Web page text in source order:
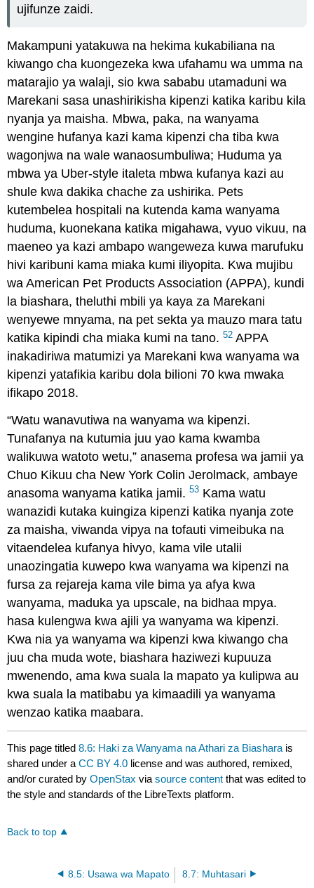
ujifunze zaidi.
Makampuni yatakuwa na hekima kukabiliana na
kiwango cha kuongezeka kwa ufahamu wa umma na
matarajio ya walaji, sio kwa sababu utamaduni wa
Marekani sasa unashirikisha kipenzi katika karibu kila
nyanja ya maisha. Mbwa, paka, na wanyama
wengine hufanya kazi kama kipenzi cha tiba kwa
wagonjwa na wale wanaosumbuliwa; Huduma ya
mbwa ya Uber-style italeta mbwa kufanya kazi au
shule kwa dakika chache za ushirika. Pets
kutembelea hospitali na kutenda kama wanyama
huduma, kuonekana katika migahawa, vyuo vikuu, na
maeneo ya kazi ambapo wangeweza kuwa marufuku
hivi karibuni kama miaka kumi iliyopita. Kwa mujibu
wa American Pet Products Association (APPA), kundi
la biashara, theluthi mbili ya kaya za Marekani
wenyewe mnyama, na pet sekta ya mauzo mara tatu
katika kipindi cha miaka kumi na tano.52 APPA
inakadiriwa matumizi ya Marekani kwa wanyama wa
kipenzi yatafikia karibu dola bilioni 70 kwa mwaka
ifikapo 2018.
“Watu wanavutiwa na wanyama wa kipenzi.
Tunafanya na kutumia juu yao kama kwamba
walikuwa watoto wetu,” anasema profesa wa jamii ya
Chuo Kikuu cha New York Colin Jerolmack, ambaye
anasoma wanyama katika jamii.53 Kama watu
wanazidi kutaka kuingiza kipenzi katika nyanja zote
za maisha, viwanda vipya na tofauti vimeibuka na
vitaendelea kufanya hivyo, kama vile utalii
unaozingatia kuwepo kwa wanyama wa kipenzi na
fursa za rejareja kama vile bima ya afya kwa
wanyama, maduka ya upscale, na bidhaa mpya.
hasa kulengwa kwa ajili ya wanyama wa kipenzi.
Kwa nia ya wanyama wa kipenzi kwa kiwango cha
juu cha muda wote, biashara haziwezi kupuuza
mwenendo, ama kwa suala la mapato ya kulipwa au
kwa suala la matibabu ya kimaadili ya wanyama
wenzao katika maabara.
This page titled8.6: Haki za Wanyama na Athari za Biashara is
shared under aCC BY 4.0 license and was authored, remixed,
and/or curated byOpenStax viasource content that was edited to
the style and standards of the LibreTexts platform.
Back to top
8.5: Usawa wa Mapato 8.7: Muhtasari